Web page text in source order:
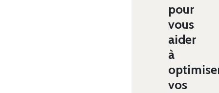
pour
vous
aider
à
vos